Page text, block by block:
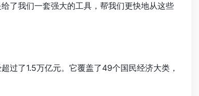
了我们一套强大的工具，帮我们更快地从这些
过了1.5万亿元。它覆盖了49个国民经济大类，